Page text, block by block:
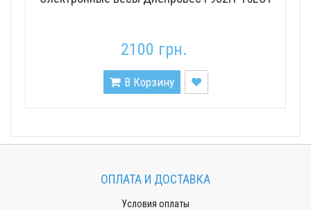
2100 грн.
В Корзину
ОПЛАТА И ДОСТАВКА
Условия оплаты